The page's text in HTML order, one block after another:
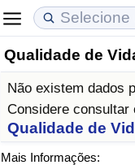
Qualidade de
Não existem dados
Considere consultar
Qualidade de
Mais Informações:
Custo de Vida
Indicador de
Indicador de Custo
Preços de Imóveis
Indicador de
Indicador de
Qualidade de Vida
Indicador de
Indicador de